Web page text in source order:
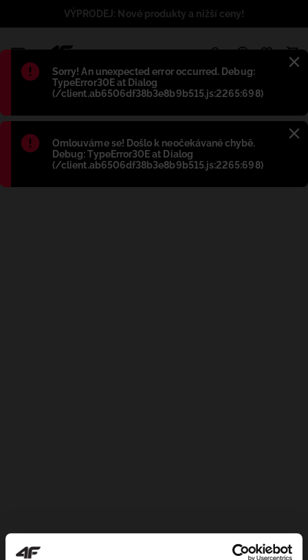
Błąd:
Sorry! An unexpected error occurred. Debug:
TypeError30E at Dialog
(/client.ab6506df38b3e8b9b515.js:2265:698)
Błąd:
Omlouváme se! Došlo k neočekávané chybě.
Debug: TypeError30E at Dialog
(/client.ab6506df38b3e8b9b515.js:2265:698)
VÝPRODEJ: Nové produkty a nižší ceny!